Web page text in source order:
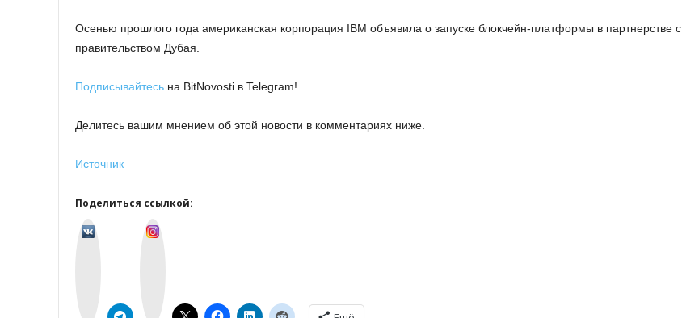
Осенью прошлого года американская корпорация IBM объявила о запуске блокчейн-платформы в партнерстве с
правительством Дубая.
Подписывайтесь на BitNovosti в Telegram!
Делитесь вашим мнением об этой новости в комментариях ниже.
Источник
Поделиться ссылкой: